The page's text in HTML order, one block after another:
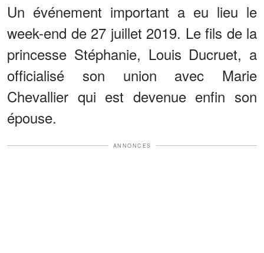
Un événement important a eu lieu le
week-end de 27 juillet 2019. Le fils de la
princesse Stéphanie, Louis Ducruet, a
officialisé son union avec Marie
Chevallier qui est devenue enfin son
épouse.
ANNONCES